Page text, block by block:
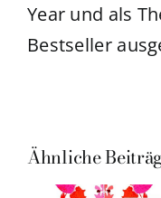
Year und als
Bestseller
Ähnliche